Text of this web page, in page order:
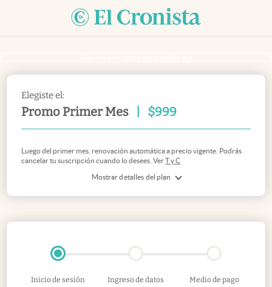
Elegiste el:
Promo Primer Mes $999
Mostrar detalles del plan
Luego del primer mes, renovación automática a precio vigente. Podrás
cancelar tu suscripción cuando lo desees. VerT y C
Inicio de sesión Ingreso de datos Medio de pago